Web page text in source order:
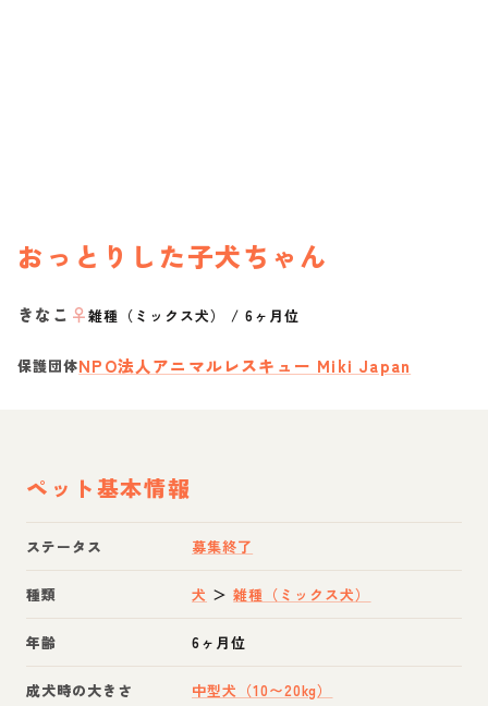
おっとりした子犬ちゃん
きなこ ♀雑種（ミックス犬） /6ヶ月位
保護団体NPO法人アニマルレスキュー Miki Japan
ペット基本情報
ステータス 募集終了
種類 犬 ＞雑種（ミックス犬）
年齢 6ヶ月位
成犬時の大きさ 中型犬（10〜20kg）